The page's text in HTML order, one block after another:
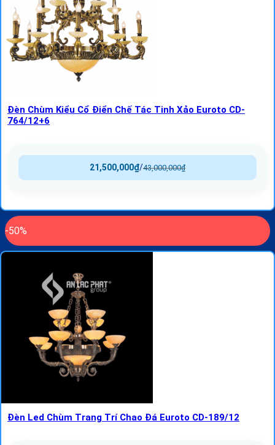
Đèn Chùm Kiểu Cổ Điển Chế Tác Tinh Xảo Euroto CD-
764/12+6
43,000,000₫
/
21,500,000₫
-50%
Đèn Led Chùm Trang Trí Chao Đá Euroto CD-189/12